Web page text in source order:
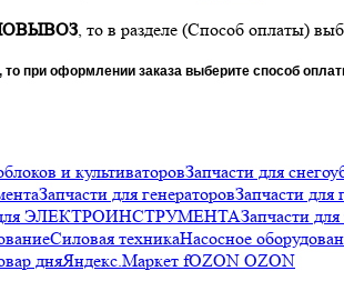
, то в разделе (Способ оплаты)
, то при оформлении заказа выберите способ
и культиваторовЗапчасти для
Запчасти для генераторовЗапчасти для
для ЭЛЕКТРОИНСТРУМЕНТАЗапчасти
Силовая техникаНасосное
дняЯндекс.Маркет fOZON OZON